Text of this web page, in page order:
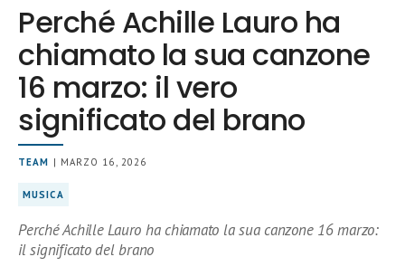
Perché Achille Lauro ha
chiamato la sua canzone
16 marzo: il vero
significato del brano
TEAM | MARZO 16, 2026
MUSICA
Perché Achille Lauro ha chiamato la sua canzone 16 marzo:
il significato del brano